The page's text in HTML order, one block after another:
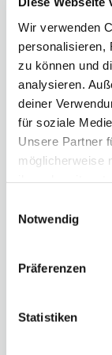
Wir verwenden
personalisieren,
zu können und
analysieren.
deiner
für soziale
Unsere Partner
möglicherweise
Notwendig
Präferenzen
Statistiken
Micro Speed
CHF
5